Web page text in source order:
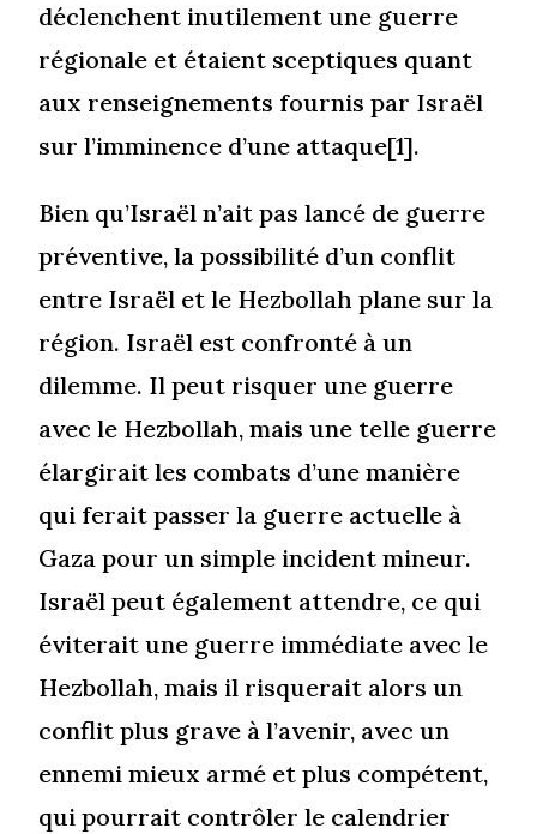
déclenchent inutilement une guerre
régionale et étaient sceptiques quant
aux renseignements fournis par Israël
sur l’imminence d’une attaque[1].
Bien qu’Israël n’ait pas lancé de guerre
préventive, la possibilité d’un conflit
entre Israël et le Hezbollah plane sur la
région. Israël est confronté à un
dilemme. Il peut risquer une guerre
avec le Hezbollah, mais une telle guerre
élargirait les combats d’une manière
qui ferait passer la guerre actuelle à
Gaza pour un simple incident mineur.
Israël peut également attendre, ce qui
éviterait une guerre immédiate avec le
Hezbollah, mais il risquerait alors un
conflit plus grave à l’avenir, avec un
ennemi mieux armé et plus compétent,
qui pourrait contrôler le calendrier